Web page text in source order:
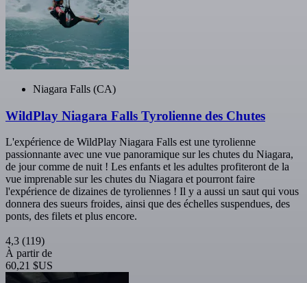
Niagara Falls (CA)
WildPlay Niagara Falls Tyrolienne des Chutes
L'expérience de WildPlay Niagara Falls est une tyrolienne
passionnante avec une vue panoramique sur les chutes du Niagara,
de jour comme de nuit ! Les enfants et les adultes profiteront de la
vue imprenable sur les chutes du Niagara et pourront faire
l'expérience de dizaines de tyroliennes ! Il y a aussi un saut qui vous
donnera des sueurs froides, ainsi que des échelles suspendues, des
ponts, des filets et plus encore.
4,3 (119)
À partir de
60,21 $US